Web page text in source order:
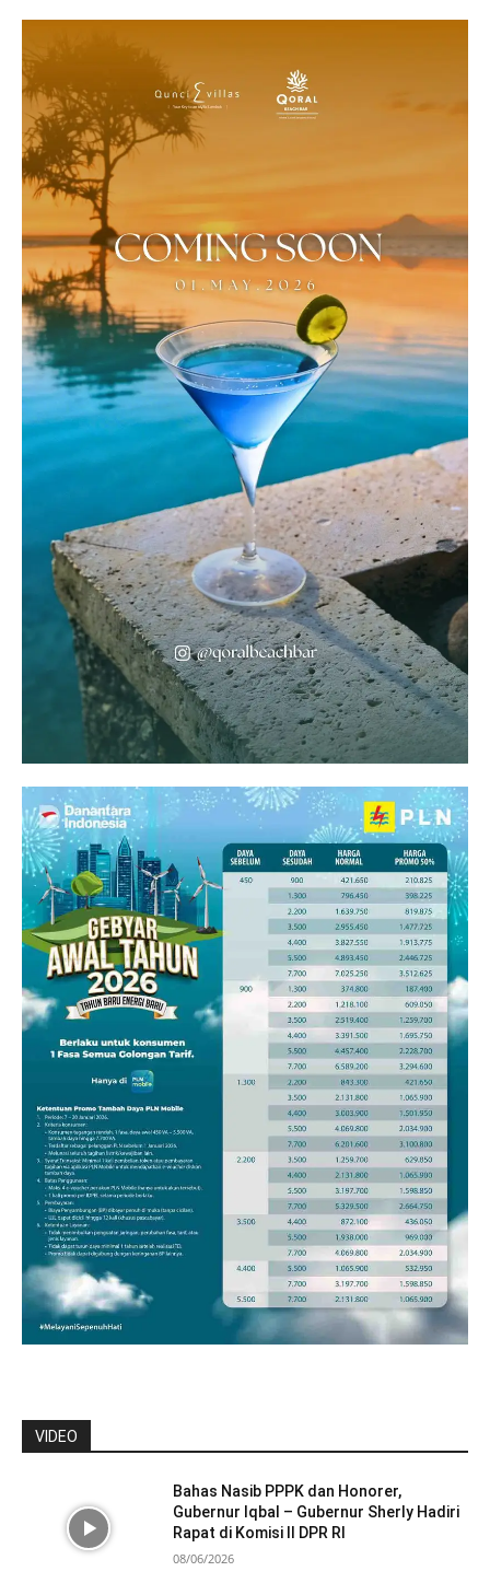
VIDEO
Bahas Nasib PPPK dan Honorer,
Gubernur Iqbal – Gubernur Sherly Hadiri
Rapat di Komisi II DPR RI
08/06/2026